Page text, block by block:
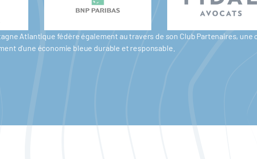
Atlantique fédère également au travers de son Club Partenaires, une
d'une économie bleue durable et responsable.